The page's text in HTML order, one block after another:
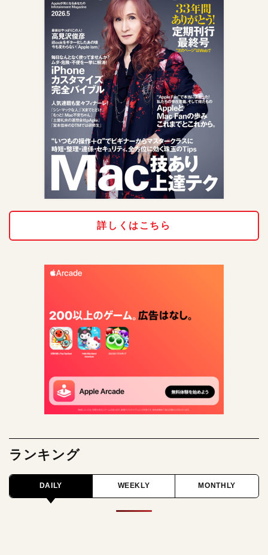
詳しくはこちら
ランキング
DAILY WEEKLY MONTHLY